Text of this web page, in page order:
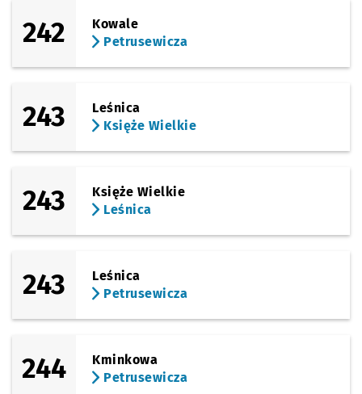
242
Kowale
Petrusewicza
243
Leśnica
Księże Wielkie
243
Księże Wielkie
Leśnica
243
Leśnica
Petrusewicza
244
Kminkowa
Petrusewicza